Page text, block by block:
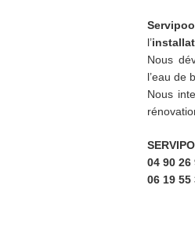
l’
Nous
l’eau de
Nous
04 90 26
06 19 55